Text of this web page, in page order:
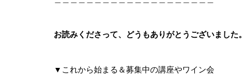
お読みくださって、どうもありがとうございました。
▼これから始まる＆募集中の講座やワイン会